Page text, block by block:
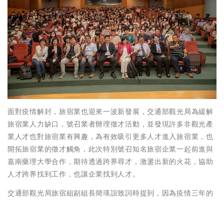
面對疫情解封，旅宿業也迎來一波新發展，交通部觀光局為緩解
旅宿業人力缺口，號召業者辦理徵才活動，並發現許多非觀光產
業人才也對旅宿業有興趣，為有效吸引更多人才進入旅宿業，也
開拓旅宿業的徵才觸角，此次特別號召知名旅宿企業一起前進與
嘉南藥理大學合作，期待透過跨界尋才，激盪出新的火花，協助
人才跨界找到工作，也讓企業找到人才。
交通部觀光局旅宿組副組長簡瑛誼致詞時提到，因為疫情三年的